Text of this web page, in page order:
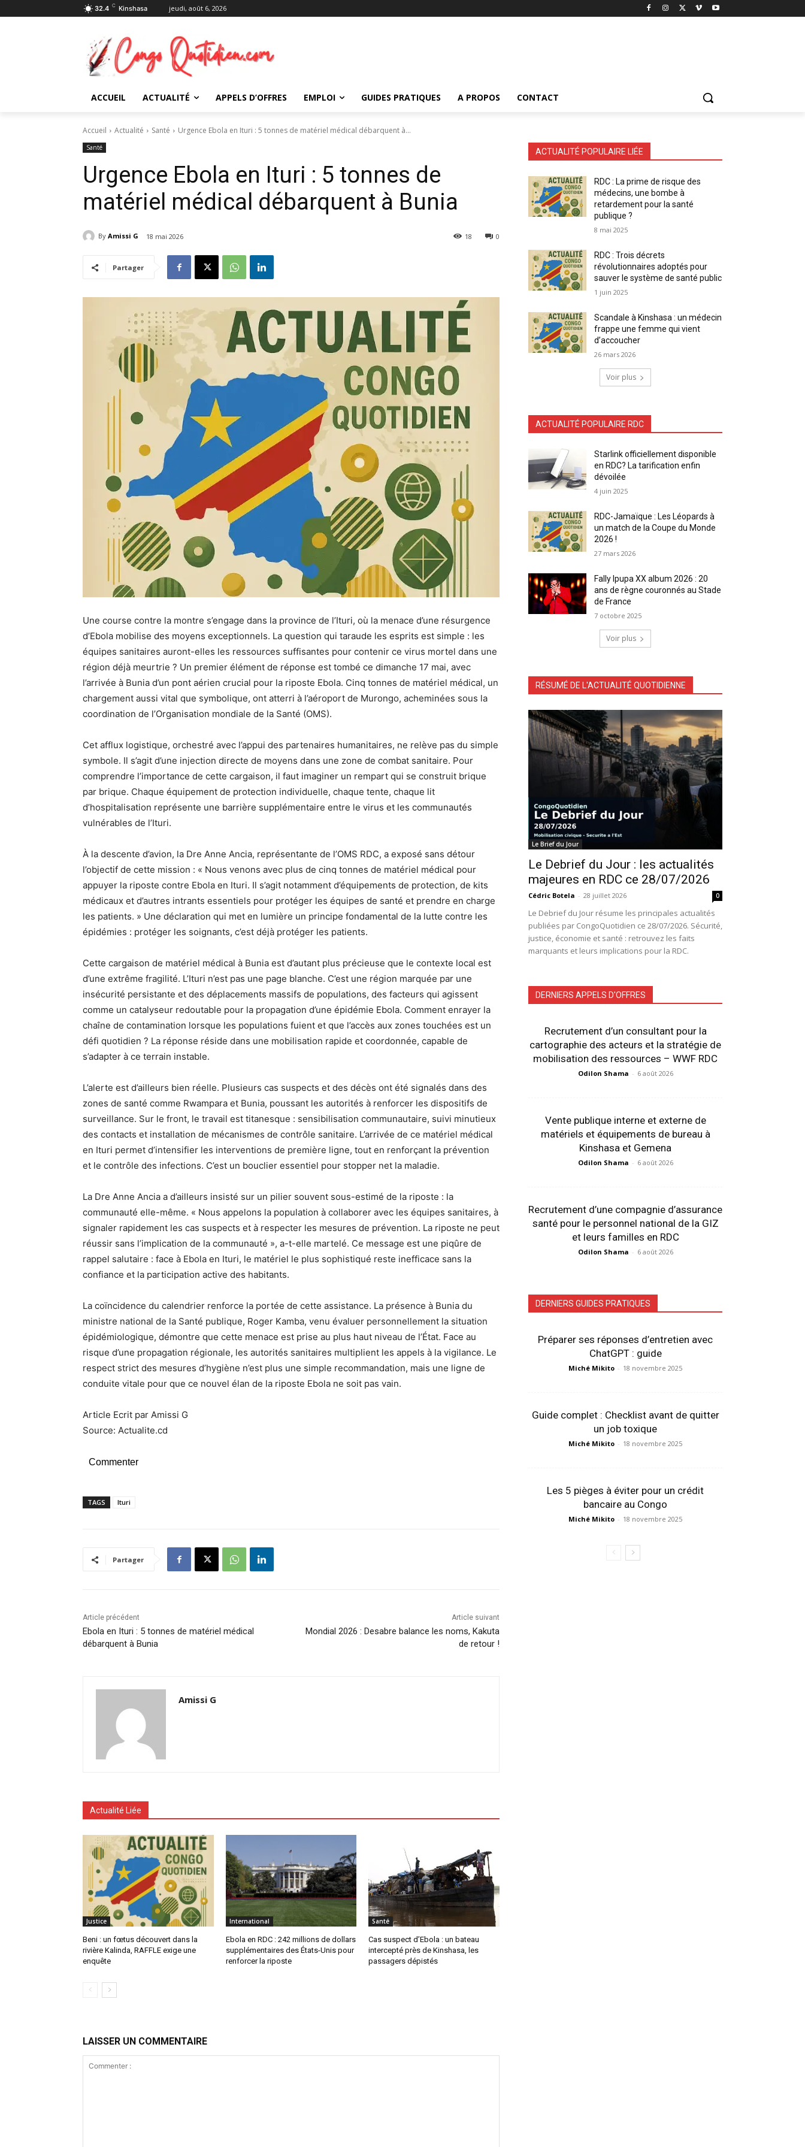
32.4 C Kinshasa jeudi, août 6, 2026
ACCUEIL ACTUALITÉ APPELS D’OFFRES EMPLOI GUIDES PRATIQUES A PROPOS CONTACT
Accueil Actualité Santé Urgence Ebola en Ituri : 5 tonnes de matériel médical débarquent à...
Santé
Urgence Ebola en Ituri : 5 tonnes de
matériel médical débarquent à Bunia
By Amissi G 18 mai 2026 0
18
Partager
Une course contre la montre s’engage dans la province de l’Ituri, où la menace d’une résurgence
d’Ebola mobilise des moyens exceptionnels. La question qui taraude les esprits est simple : les
équipes sanitaires auront-elles les ressources suffisantes pour contenir ce virus mortel dans une
région déjà meurtrie ? Un premier élément de réponse est tombé ce dimanche 17 mai, avec
l’arrivée à Bunia d’un pont aérien crucial pour la riposte Ebola. Cinq tonnes de matériel médical, un
chargement aussi vital que symbolique, ont atterri à l’aéroport de Murongo, acheminées sous la
coordination de l’Organisation mondiale de la Santé (OMS).
Cet afflux logistique, orchestré avec l’appui des partenaires humanitaires, ne relève pas du simple
symbole. Il s’agit d’une injection directe de moyens dans une zone de combat sanitaire. Pour
comprendre l’importance de cette cargaison, il faut imaginer un rempart qui se construit brique
par brique. Chaque équipement de protection individuelle, chaque tente, chaque lit
d’hospitalisation représente une barrière supplémentaire entre le virus et les communautés
vulnérables de l’Ituri.
À la descente d’avion, la Dre Anne Ancia, représentante de l’OMS RDC, a exposé sans détour
l’objectif de cette mission : « Nous venons avec plus de cinq tonnes de matériel médical pour
appuyer la riposte contre Ebola en Ituri. Il s’agit notamment d’équipements de protection, de kits
médicaux et d’autres intrants essentiels pour protéger les équipes de santé et prendre en charge
les patients. » Une déclaration qui met en lumière un principe fondamental de la lutte contre les
épidémies : protéger les soignants, c’est déjà protéger les patients.
Cette cargaison de matériel médical à Bunia est d’autant plus précieuse que le contexte local est
d’une extrême fragilité. L’Ituri n’est pas une page blanche. C’est une région marquée par une
insécurité persistante et des déplacements massifs de populations, des facteurs qui agissent
comme un catalyseur redoutable pour la propagation d’une épidémie Ebola. Comment enrayer la
chaîne de contamination lorsque les populations fuient et que l’accès aux zones touchées est un
défi quotidien ? La réponse réside dans une mobilisation rapide et coordonnée, capable de
s’adapter à ce terrain instable.
L’alerte est d’ailleurs bien réelle. Plusieurs cas suspects et des décès ont été signalés dans des
zones de santé comme Rwampara et Bunia, poussant les autorités à renforcer les dispositifs de
surveillance. Sur le front, le travail est titanesque : sensibilisation communautaire, suivi minutieux
des contacts et installation de mécanismes de contrôle sanitaire. L’arrivée de ce matériel médical
en Ituri permet d’intensifier les interventions de première ligne, tout en renforçant la prévention
et le contrôle des infections. C’est un bouclier essentiel pour stopper net la maladie.
La Dre Anne Ancia a d’ailleurs insisté sur un pilier souvent sous-estimé de la riposte : la
communauté elle-même. « Nous appelons la population à collaborer avec les équipes sanitaires, à
signaler rapidement les cas suspects et à respecter les mesures de prévention. La riposte ne peut
réussir sans l’implication de la communauté », a-t-elle martelé. Ce message est une piqûre de
rappel salutaire : face à Ebola en Ituri, le matériel le plus sophistiqué reste inefficace sans la
confiance et la participation active des habitants.
La coïncidence du calendrier renforce la portée de cette assistance. La présence à Bunia du
ministre national de la Santé publique, Roger Kamba, venu évaluer personnellement la situation
épidémiologique, démontre que cette menace est prise au plus haut niveau de l’État. Face au
risque d’une propagation régionale, les autorités sanitaires multiplient les appels à la vigilance. Le
respect strict des mesures d’hygiène n’est plus une simple recommandation, mais une ligne de
conduite vitale pour que ce nouvel élan de la riposte Ebola ne soit pas vain.
Article Ecrit par Amissi G
Source: Actualite.cd
Commenter
TAGS Ituri
Partager
Article précédent
Ebola en Ituri : 5 tonnes de matériel médical
débarquent à Bunia
Article suivant
Mondial 2026 : Desabre balance les noms, Kakuta
de retour !
Amissi G
Actualité Liée
Justice
Beni : un fœtus découvert dans la
rivière Kalinda, RAFFLE exige une
enquête
International
Ebola en RDC : 242 millions de dollars
supplémentaires des États-Unis pour
renforcer la riposte
Santé
Cas suspect d’Ebola : un bateau
intercepté près de Kinshasa, les
passagers dépistés
LAISSER UN COMMENTAIRE
ACTUALITÉ POPULAIRE LIÉE
RDC : La prime de risque des
médecins, une bombe à
retardement pour la santé
publique ?
8 mai 2025
RDC : Trois décrets
révolutionnaires adoptés pour
sauver le système de santé public
1 juin 2025
Scandale à Kinshasa : un médecin
frappe une femme qui vient
d’accoucher
26 mars 2026
Voir plus
ACTUALITÉ POPULAIRE RDC
Starlink officiellement disponible
en RDC? La tarification enfin
dévoilée
4 juin 2025
RDC-Jamaïque : Les Léopards à
un match de la Coupe du Monde
2026 !
27 mars 2026
Fally Ipupa XX album 2026 : 20
ans de règne couronnés au Stade
de France
7 octobre 2025
Voir plus
RÉSUMÉ DE L'ACTUALITÉ QUOTIDIENNE
Le Brief du Jour
Le Debrief du Jour : les actualités
majeures en RDC ce 28/07/2026
Cédric Botela - 28 juillet 2026 0
Le Debrief du Jour résume les principales actualités
publiées par CongoQuotidien ce 28/07/2026. Sécurité,
justice, économie et santé : retrouvez les faits
marquants et leurs implications pour la RDC.
DERNIERS APPELS D'OFFRES
Recrutement d’un consultant pour la
cartographie des acteurs et la stratégie de
mobilisation des ressources – WWF RDC
Odilon Shama - 6 août 2026
Vente publique interne et externe de
matériels et équipements de bureau à
Kinshasa et Gemena
Odilon Shama - 6 août 2026
Recrutement d’une compagnie d’assurance
santé pour le personnel national de la GIZ
et leurs familles en RDC
Odilon Shama - 6 août 2026
DERNIERS GUIDES PRATIQUES
Préparer ses réponses d’entretien avec
ChatGPT : guide
Miché Mikito - 18 novembre 2025
Guide complet : Checklist avant de quitter
un job toxique
Miché Mikito - 18 novembre 2025
Les 5 pièges à éviter pour un crédit
bancaire au Congo
Miché Mikito - 18 novembre 2025